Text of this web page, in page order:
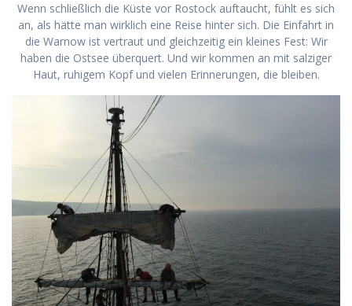
Wenn schließlich die Küste vor Rostock auftaucht, fühlt es sich
an, als hätte man wirklich eine Reise hinter sich. Die Einfahrt in
die Warnow ist vertraut und gleichzeitig ein kleines Fest: Wir
haben die Ostsee überquert. Und wir kommen an mit salziger
Haut, ruhigem Kopf und vielen Erinnerungen, die bleiben.